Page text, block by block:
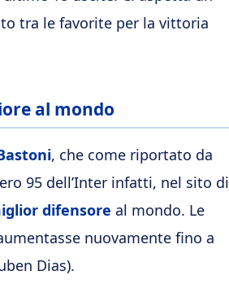
tra le favorite per la vittoria
al mondo
, che come riportato da
95 dell’Inter infatti, nel sito di
difensore al mondo. Le
nuovamente fino a
Dias).